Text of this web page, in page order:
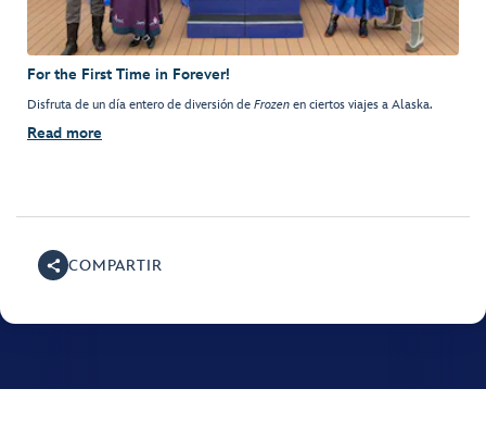
For the First Time in Forever!
Disfruta de un día entero de diversión de Frozen en ciertos viajes a Alaska.
Read more
COMPARTIR